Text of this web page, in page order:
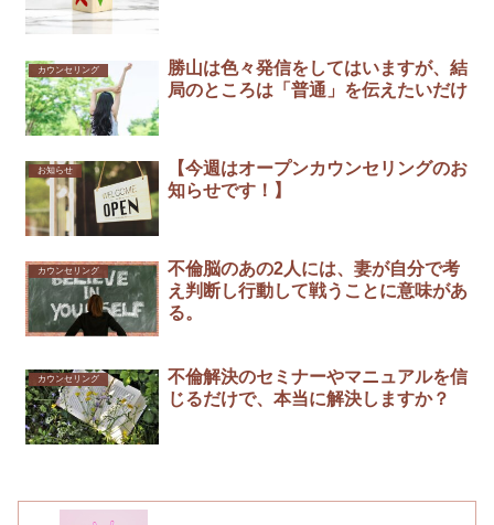
カウンセリング
勝山は色々発信をしてはいますが、結
局のところは「普通」を伝えたいだけ
お知らせ
【今週はオープンカウンセリングのお
知らせです！】
カウンセリング
不倫脳のあの2人には、妻が自分で考
え判断し行動して戦うことに意味があ
る。
カウンセリング
不倫解決のセミナーやマニュアルを信
じるだけで、本当に解決しますか？￼